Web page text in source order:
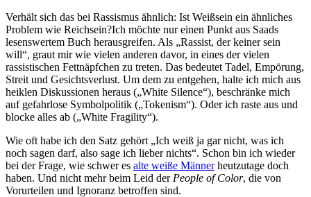
Verhält sich das bei Rassismus ähnlich: Ist Weißsein ein ähnliches
Problem wie Reichsein?Ich möchte nur einen Punkt aus Saads
lesenswertem Buch herausgreifen. Als „Rassist, der keiner sein
will“, graut mir wie vielen anderen davor, in eines der vielen
rassistischen Fettnäpfchen zu treten. Das bedeutet Tadel, Empörung,
Streit und Gesichtsverlust. Um dem zu entgehen, halte ich mich aus
heiklen Diskussionen heraus („White Silence“), beschränke mich
auf gefahrlose Symbolpolitik („Tokenism“). Oder ich raste aus und
blocke alles ab („White Fragility“).
Wie oft habe ich den Satz gehört „Ich weiß ja gar nicht, was ich
noch sagen darf, also sage ich lieber nichts“. Schon bin ich wieder
bei der Frage, wie schwer es alte weiße Männerheutzutage doch
haben. Und nicht mehr beim Leid der People of Color, die von
Vorurteilen und Ignoranz betroffen sind.